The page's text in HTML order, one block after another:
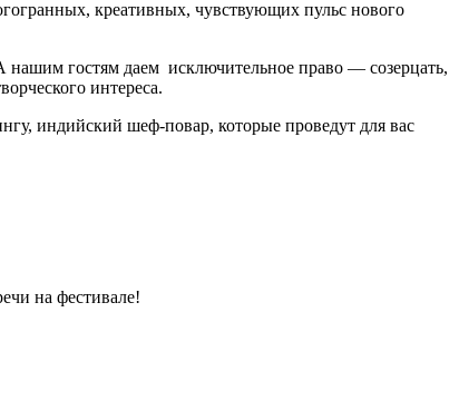
креативных, чувствующих пульс нового
нашим гостям даем исключительное право — созерцать,
интереса.
индийский шеф-повар, которые проведут для вас
на фестивале!